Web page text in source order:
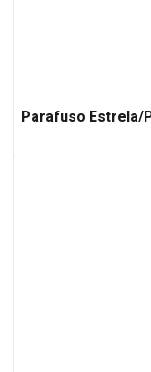
Parafuso Estrela/